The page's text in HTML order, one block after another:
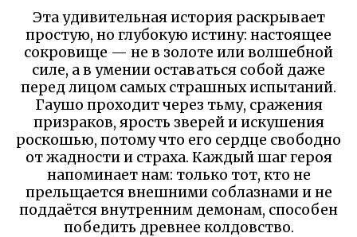
Эта удивительная история раскрывает
простую, но глубокую истину: настоящее
сокровище — не в золоте или волшебной
силе, а в умении оставаться собой даже
перед лицом самых страшных испытаний.
Гаушо проходит через тьму, сражения
призраков, ярость зверей и искушения
роскошью, потому что его сердце свободно
от жадности и страха. Каждый шаг героя
напоминает нам: только тот, кто не
прельщается внешними соблазнами и не
поддаётся внутренним демонам, способен
победить древнее колдовство.